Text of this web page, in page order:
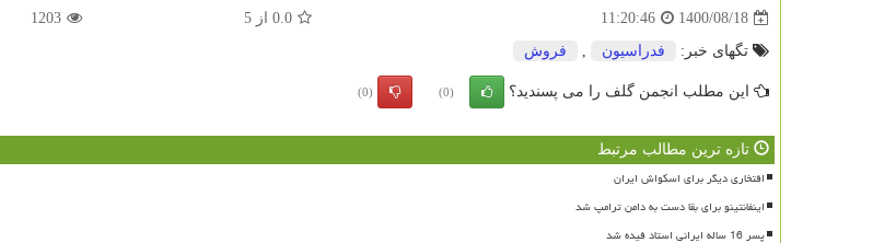
1400/08/18
11:20:46
0.0 از5
1203
تگهای خبر: فدراسیون , فروش
این مطلب انجمن گلف را می پسندید؟ (0)
(0)
تازه ترین مطالب مرتبط
افتخاری دیگر برای اسکواش ایران
اینفانتینو برای بقا دست به دامن ترامپ شد
پسر 16 ساله ایرانی استاد فیده شد